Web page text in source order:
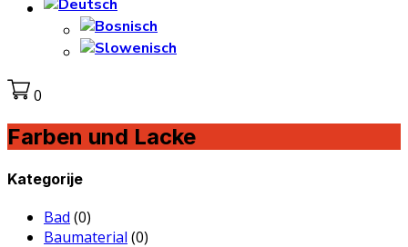
0
Farben und Lacke
Kategorije
Bad (0)
Baumaterial (0)